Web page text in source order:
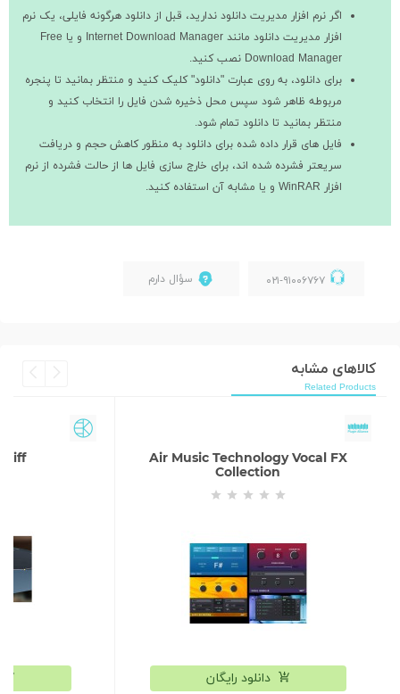
اگر نرم افزار مدیریت دانلود ندارید، قبل از دانلود هرگونه فایلی، یک نرم
افزار مدیریت دانلود مانند Internet Download Manager و یا Free
Download Manager نصب کنید.
برای دانلود، به روی عبارت "دانلود" کلیک کنید و منتظر بمانید تا پنجره
مربوطه ظاهر شود سپس محل ذخیره شدن فایل را انتخاب کنید و
منتظر بمانید تا دانلود تمام شود.
فایل های قرار داده شده برای دانلود به منظور کاهش حجم و دریافت
سریعتر فشرده شده اند، برای خارج سازی فایل ها از حالت فشرده از نرم
افزار WinRAR و یا مشابه آن استفاده کنید.
۰۲۱-۹۱۰۰۶۷۶۷ سؤال دارم
کالاهای مشابه
Related Products
Air Music Technology Vocal FX
Collection
دانلود رایگان